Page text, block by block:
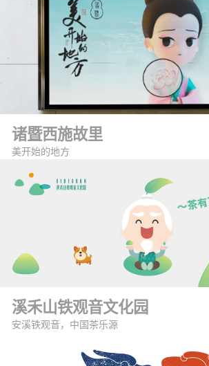
诸暨西施故里
美开始的地方
溪禾山铁观音文化园
安溪铁观音，中国茶乐源